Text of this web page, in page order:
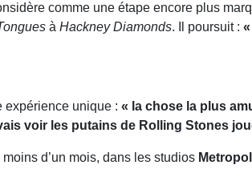
comme une étape encore plus
à Hackney Diamonds. Il poursuit :
expérience unique : « la chose la plus
voir les putains de Rolling Stones
d’un mois, dans les studios